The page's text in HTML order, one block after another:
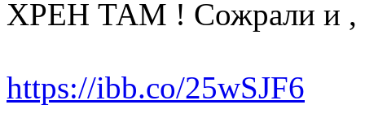
ХРЕН ТАМ ! Сожрали и ,
https://ibb.co/25wSJF6